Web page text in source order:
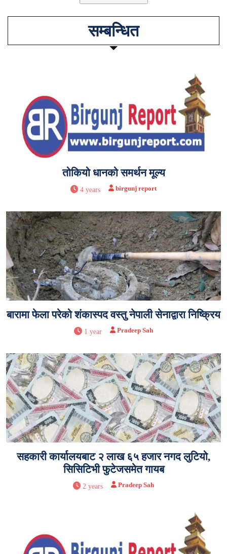
सम्बन्धित
तोकियो धानको समर्थन मूल्य
4 years birgunj report
बारामा फेला परेको शंकास्पद वस्तु नेपाली सेनाद्वारा निष्क्रिय
1 year Pradeep Sah
सहकारी कार्यालयबाट २ लाख ६५ हजार नगद लुटियो,
सिसिटिभी फुटेजसमेत गायब
2 years Pradeep Sah